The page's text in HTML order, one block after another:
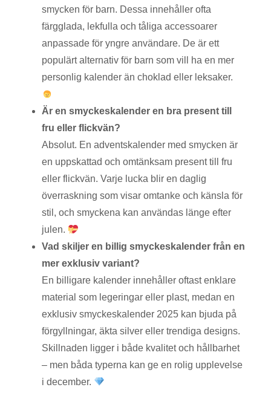
smycken för barn. Dessa innehåller ofta
färgglada, lekfulla och tåliga accessoarer
anpassade för yngre användare. De är ett
populärt alternativ för barn som vill ha en mer
personlig kalender än choklad eller leksaker.
Är en smyckeskalender en bra present till
fru eller flickvän?
Absolut. En adventskalender med smycken är
en uppskattad och omtänksam present till fru
eller flickvän. Varje lucka blir en daglig
överraskning som visar omtanke och känsla för
stil, och smyckena kan användas länge efter
julen.
Vad skiljer en billig smyckeskalender från en
mer exklusiv variant?
En billigare kalender innehåller oftast enklare
material som legeringar eller plast, medan en
exklusiv smyckeskalender 2025 kan bjuda på
förgyllningar, äkta silver eller trendiga designs.
Skillnaden ligger i både kvalitet och hållbarhet
– men båda typerna kan ge en rolig upplevelse
i december.